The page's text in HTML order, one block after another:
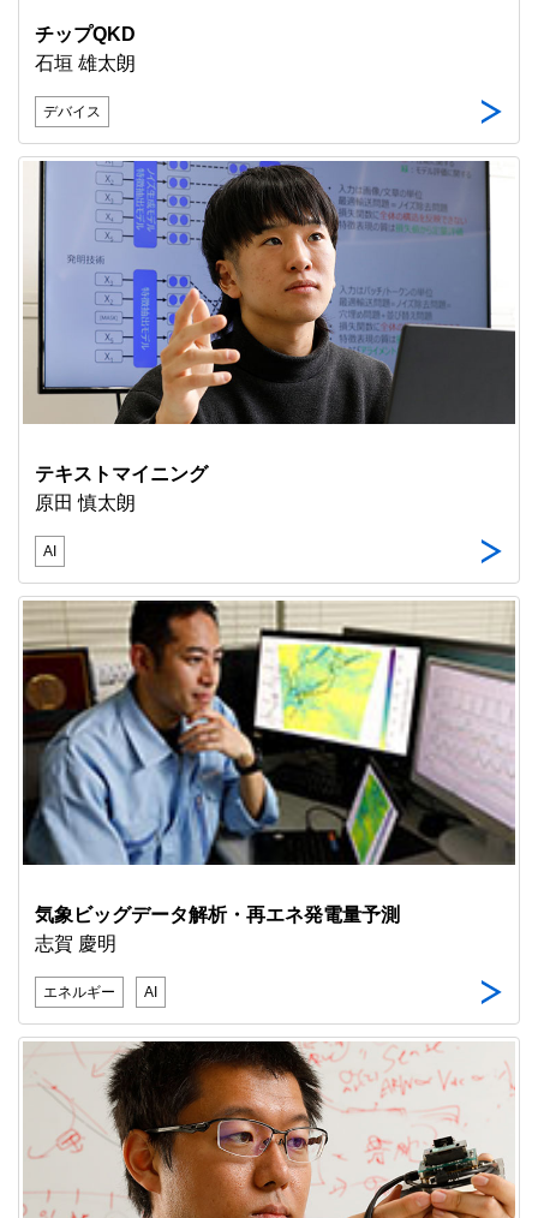
チップQKD
石垣 雄太朗
デバイス
テキストマイニング
原田 慎太朗
AI
気象ビッグデータ解析・再エネ発電量予測
志賀 慶明
エネルギー AI